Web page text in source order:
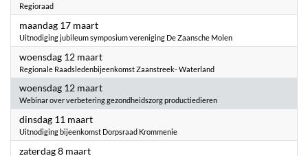
Regioraad
maandag 17 maart2025
Uitnodiging jubileum symposium vereniging De Zaansche Molen
woensdag 12 maart2025
Regionale Raadsledenbijeenkomst Zaanstreek- Waterland
woensdag 12 maart2025
Webinar over verbetering gezondheidszorg productiedieren
dinsdag 11 maart2025
Uitnodiging bijeenkomst Dorpsraad Krommenie
zaterdag 8 maart2025